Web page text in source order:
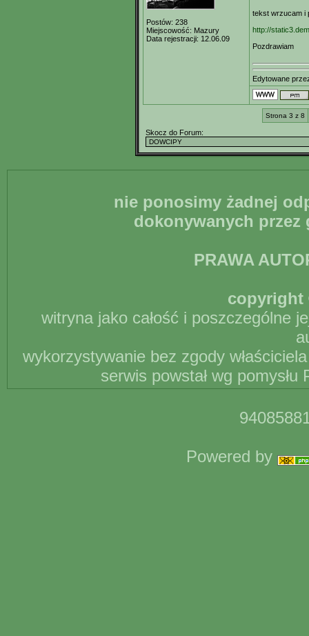
Postów: 238
Miejscowość: Mazury
Data rejestracji: 12.06.09
tekst wrzucam i
http://
Pozdrawiam
Edytowane
Strona 3 z 8
Skocz do Forum:
nie ponosimy żadnej
dokonywanych
PRAWA
copyright
witryna jako całość i poszczególne
wykorzystywanie bez zgody
serwis powstał wg
Powered by